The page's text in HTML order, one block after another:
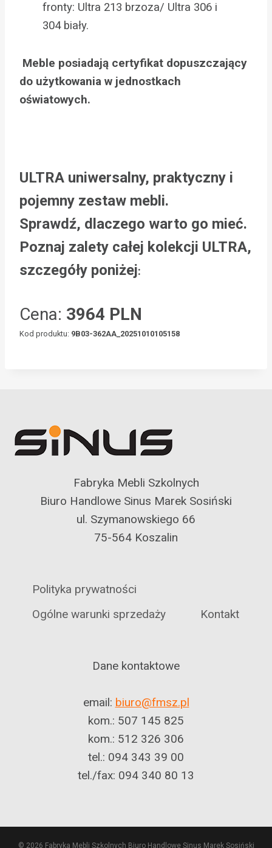
fronty: Ultra 213 brzoza/ Ultra 306 i
304 biały.
Meble posiadają certyfikat dopuszczający
do użytkowania w jednostkach
oświatowych.
ULTRA uniwersalny, praktyczny i
pojemny zestaw mebli.
Sprawdź, dlaczego warto go mieć.
Poznaj zalety całej kolekcji ULTRA,
szczegóły poniżej:
Cena: 3964 PLN
Kod produktu: 9B03-362AA_20251010105158
Fabryka Mebli Szkolnych
Biuro Handlowe Sinus Marek Sosiński
ul. Szymanowskiego 66
75-564 Koszalin
Polityka prywatności
Ogólne warunki sprzedaży
Kontakt
Dane kontaktowe
email: biuro@fmsz.pl
kom.: 507 145 825
kom.: 512 326 306
tel.: 094 343 39 00
tel./fax: 094 340 80 13
© 2026 Fabryka Mebli Szkolnych Biuro Handlowe Sinus Marek Sosiński